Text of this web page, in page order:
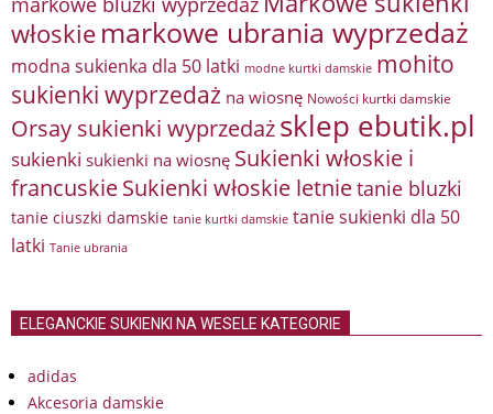
włoskie markowe ubrania wyprzedaż
modna sukienka dla 50 latki modne kurtki damskie mohito
sukienki wyprzedaż na wiosnę Nowości kurtki damskie
Orsay sukienki wyprzedażsklep ebutik.pl
sukienki sukienki na wiosnę Sukienki włoskie i
francuskieSukienki włoskie letnietanie bluzki
tanie ciuszki damskie tanie kurtki damskie tanie sukienki dla 50
latki Tanie ubrania
ELEGANCKIE SUKIENKI NA WESELE KATEGORIE
adidas
Akcesoria damskie